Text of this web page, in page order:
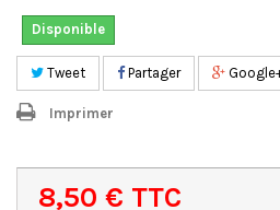
Disponible
Tweet Partager
Imprimer
8,50 € TTC